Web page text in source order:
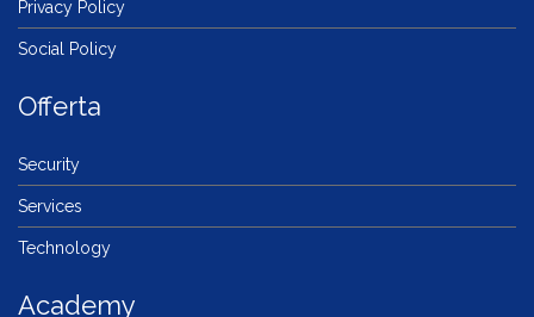
Privacy Policy
Social Policy
Offerta
Security
Services
Technology
Academy